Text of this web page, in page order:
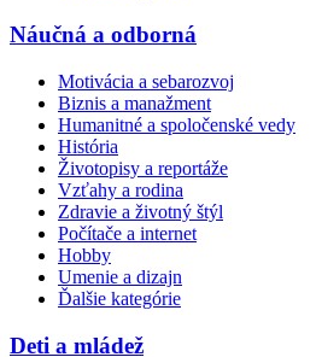
Náučná a odborná
Motivácia a sebarozvoj
Biznis a manažment
Humanitné a spoločenské vedy
História
Životopisy a reportáže
Vzťahy a rodina
Zdravie a životný štýl
Počítače a internet
Hobby
Umenie a dizajn
Ďalšie kategórie
Deti a mládež